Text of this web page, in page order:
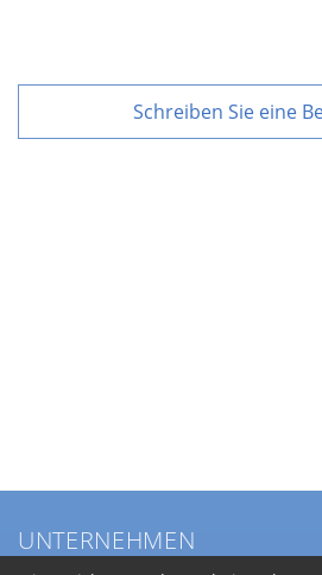
Schreiben Sie eine
UNTERNEHMEN